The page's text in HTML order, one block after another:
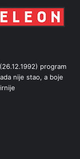
program
nije stao, a boje